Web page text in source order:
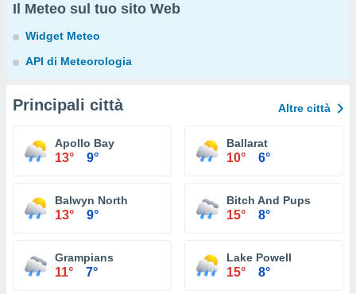
Il Meteo sul tuo sito Web
Widget Meteo
API di Meteorologia
Principali città Altre città
Apollo Bay
13° 9°
Ballarat
10° 6°
Balwyn North
13° 9°
Bitch And Pups
15° 8°
Grampians
11° 7°
Lake Powell
15° 8°